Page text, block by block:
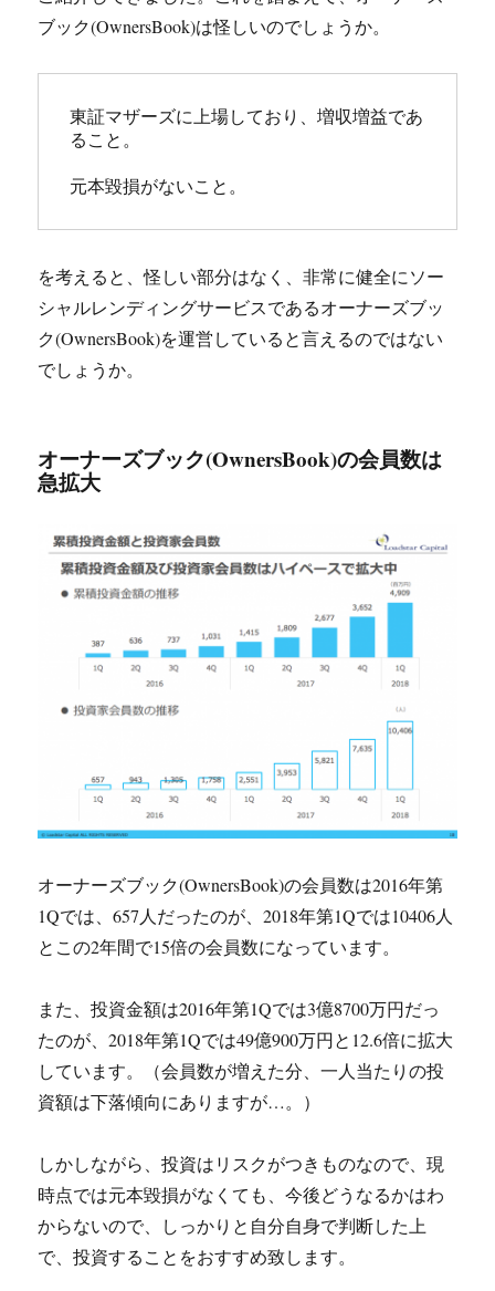
ブック(OwnersBook)は怪しいのでしょうか。
東証マザーズに上場しており、増収増益であ
ること。
元本毀損がないこと。
を考えると、怪しい部分はなく、非常に健全にソー
シャルレンディングサービスであるオーナーズブッ
ク(OwnersBook)を運営していると言えるのではない
でしょうか。
オーナーズブック(OwnersBook)の会員数は
急拡大
オーナーズブック(OwnersBook)の会員数は2016年第
1Qでは、657人だったのが、2018年第1Qでは10406人
とこの2年間で15倍の会員数になっています。
また、投資金額は2016年第1Qでは3億8700万円だっ
たのが、2018年第1Qでは49億900万円と12.6倍に拡大
しています。（会員数が増えた分、一人当たりの投
資額は下落傾向にありますが…。）
しかしながら、投資はリスクがつきものなので、現
時点では元本毀損がなくても、今後どうなるかはわ
からないので、しっかりと自分自身で判断した上
で、投資することをおすすめ致します。